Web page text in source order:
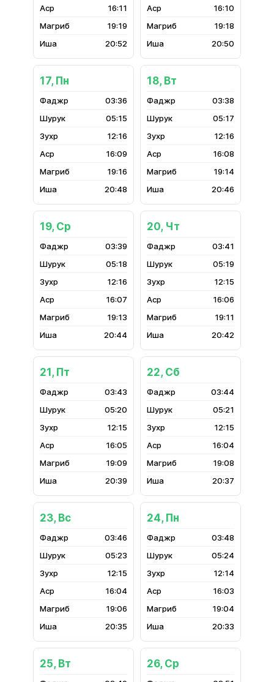
16:11
19:19
20:52
16:10
19:18
20:50
17, Пн
03:36
05:15
12:16
16:09
19:16
20:48
18, Вт
03:38
05:17
12:16
16:08
19:14
20:46
19, Ср
03:39
05:18
12:16
16:07
19:13
20:44
20, Чт
03:41
05:19
12:15
16:06
19:11
20:42
21, Пт
03:43
05:20
12:15
16:05
19:09
20:39
22, Сб
03:44
05:21
12:15
16:04
19:08
20:37
23, Вс
03:46
05:23
12:15
16:04
19:06
20:35
24, Пн
03:48
05:24
12:14
16:03
19:04
20:33
25, Вт 26, Ср